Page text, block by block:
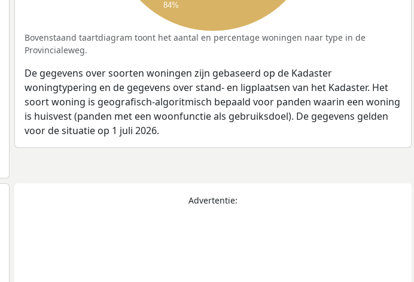
84%
Bovenstaand taartdiagram toont het aantal en percentage woningen naar type in de
Provincialeweg.
De gegevens over soorten woningen zijn gebaseerd op de Kadaster
woningtypering en de gegevens over stand- en ligplaatsen van het Kadaster. Het
soort woning is geografisch-algoritmisch bepaald voor panden waarin een woning
is huisvest (panden met een woonfunctie als gebruiksdoel). De gegevens gelden
voor de situatie op 1 juli 2026.
Advertentie: